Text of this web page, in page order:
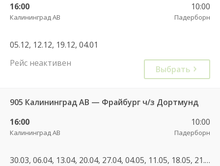
16:00
Калининград АВ
10:00
Падерборн
05.12, 12.12, 19.12, 04.01
Рейс неактивен
Выбрать
905 Калининград АВ — Фрайбург ч/з Дортмунд
16:00
Калининград АВ
10:00
Падерборн
30.03, 06.04, 13.04, 20.04, 27.04, 04.05, 11.05, 18.05, 21.05, 25.05, 28.05, 01.06, 04.06, 08.06, 11.06, 15.06, 18.06, 22.06, 25.06, 29.06, 02.07, 06.07, 09.07, 13.07, 16.07, 20.07, 23.07, 27.07, 30.07, 06.08, 13.08, 20.08, 27.08, 03.08, 10.08, 17.08, 24.08, 31.08, 03.09, 07.09, 10.09, 14.09, 17.09, 21.09, 24.09, 28.09, 05.10, 08.10, 12.10, 15.10, 19.10, 22.10, 26.10, 01.10, 26.04, 03.05, 17.05, 20.06, 07.07, 08.08, 22.08, 29.08, 08.09, 19.06, 28.06, 05.07, 11.07, 12.07, 17.07, 26.07, 01.08, 07.08, 14.08, 22.08, 30.08, 04.09, 07.09, 11.09, 18.09, 16.10, 24.10